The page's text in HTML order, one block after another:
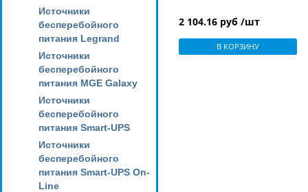
Источники
бесперебойного
питания Legrand
Источники
бесперебойного
питания MGE Galaxy
Источники
бесперебойного
питания Smart-UPS
Источники
бесперебойного
питания Smart-UPS On-
Line
2 104.16 руб /шт
В КОРЗИНУ